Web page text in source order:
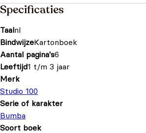
Specificaties
Taalnl
BindwijzeKartonboek
Aantal pagina's6
Leeftijd1 t/m 3 jaar
Merk
Studio 100
Serie of karakter
Bumba
Soort boek